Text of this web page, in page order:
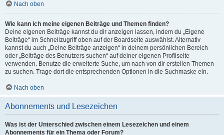
Nach oben
Wie kann ich meine eigenen Beiträge und Themen finden?
Deine eigenen Beiträge kannst du dir anzeigen lassen, indem du „Eigene
Beiträge“ im Schnellzugriff oben auf der Boardseite auswählst. Alternativ
kannst du auch „Deine Beiträge anzeigen“ in deinem persönlichen Bereich
oder „Beiträge des Benutzers suchen“ auf deiner eigenen Profilseite
verwenden. Benutze die erweiterte Suche, um nach von dir erstellen Themen
zu suchen. Trage dort die entsprechenden Optionen in die Suchmaske ein.
Nach oben
Abonnements und Lesezeichen
Was ist der Unterschied zwischen einem Lesezeichen und einem
Abonnements für ein Thema oder Forum?